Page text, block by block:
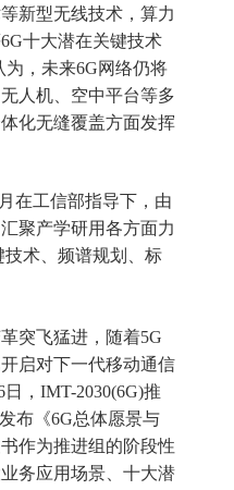
新型无线技术，算力
十大潜在关键技术
为，未来6G网络仍将
人机、空中平台等多
化无缝覆盖方面发挥
在工信部指导下，由
聚产学研用各方面力
术、频谱规划、标
突飞猛进，随着5G
启对下一代移动通信
日，IMT-2030(6G)推
布《6G总体愿景与
作为推进组的阶段性
务应用场景、十大潜